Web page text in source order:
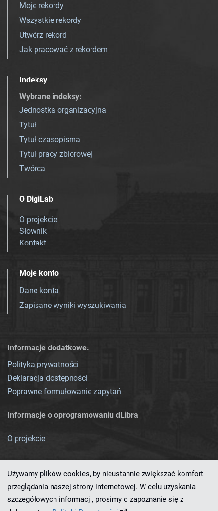
Moje rekordy
Wszystkie rekordy
Utwórz rekord
Jak pracować z rekordem
Indeksy
Wybrane indeksy:
Jednostka organizacyjna
Tytuł
Tytuł czasopisma
Tytuł pracy zbiorowej
Twórca
O DigiLab
O projekcie
Słownik
Kontakt
Moje konto
Dane konta
Zapisane wyniki wyszukiwania
Informacje dodatkowe:
Polityka prywatności
Deklaracja dostępności
Poprawne formułowanie zapytań
Informacje o oprogramowaniu dLibra
O projekcie
Ten serwis działa dzięki oprogramowaniu
Używamy plików cookies, by nieustannie zwiększać komfort
przeglądania naszej strony internetowej. W celu uzyskania
szczegółowych informacji, prosimy o zapoznanie się z